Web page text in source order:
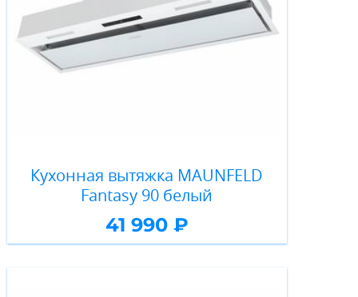
Кухонная вытяжка MAUNFELD
Fantasy 90 белый
41 990 ₽